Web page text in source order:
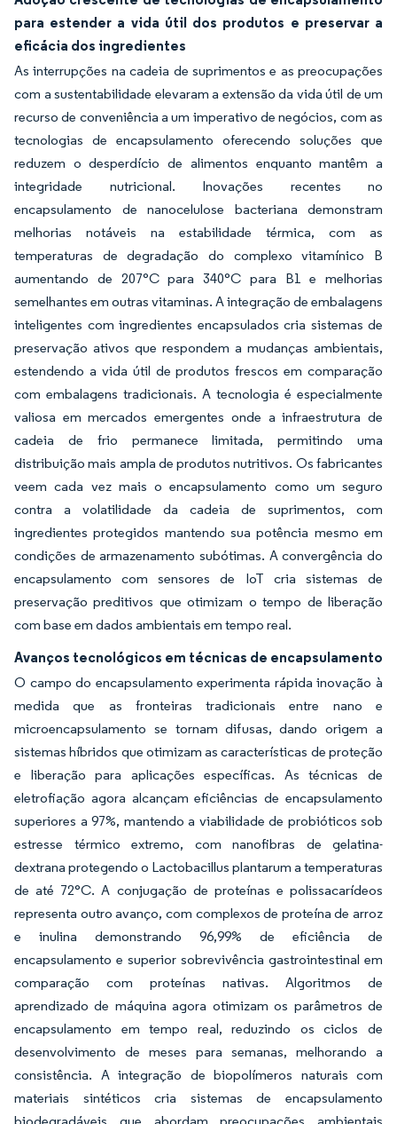
para estender a vida útil dos produtos e preservar a
eficácia dos ingredientes
As interrupções na cadeia de suprimentos e as preocupações
com a sustentabilidade elevaram a extensão da vida útil de um
recurso de conveniência a um imperativo de negócios, com as
tecnologias de encapsulamento oferecendo soluções que
reduzem o desperdício de alimentos enquanto mantêm a
integridade nutricional. Inovações recentes no
encapsulamento de nanocelulose bacteriana demonstram
melhorias notáveis na estabilidade térmica, com as
temperaturas de degradação do complexo vitamínico B
aumentando de 207°C para 340°C para B1 e melhorias
semelhantes em outras vitaminas. A integração de embalagens
inteligentes com ingredientes encapsulados cria sistemas de
preservação ativos que respondem a mudanças ambientais,
estendendo a vida útil de produtos frescos em comparação
com embalagens tradicionais. A tecnologia é especialmente
valiosa em mercados emergentes onde a infraestrutura de
cadeia de frio permanece limitada, permitindo uma
distribuição mais ampla de produtos nutritivos. Os fabricantes
veem cada vez mais o encapsulamento como um seguro
contra a volatilidade da cadeia de suprimentos, com
ingredientes protegidos mantendo sua potência mesmo em
condições de armazenamento subótimas. A convergência do
encapsulamento com sensores de IoT cria sistemas de
preservação preditivos que otimizam o tempo de liberação
com base em dados ambientais em tempo real.
Avanços tecnológicos em técnicas de encapsulamento
O campo do encapsulamento experimenta rápida inovação à
medida que as fronteiras tradicionais entre nano e
microencapsulamento se tornam difusas, dando origem a
sistemas híbridos que otimizam as características de proteção
e liberação para aplicações específicas. As técnicas de
eletrofiação agora alcançam eficiências de encapsulamento
superiores a 97%, mantendo a viabilidade de probióticos sob
estresse térmico extremo, com nanofibras de gelatina-
dextrana protegendo o Lactobacillus plantarum a temperaturas
de até 72°C. A conjugação de proteínas e polissacarídeos
representa outro avanço, com complexos de proteína de arroz
e inulina demonstrando 96,99% de eficiência de
encapsulamento e superior sobrevivência gastrointestinal em
comparação com proteínas nativas. Algoritmos de
aprendizado de máquina agora otimizam os parâmetros de
encapsulamento em tempo real, reduzindo os ciclos de
desenvolvimento de meses para semanas, melhorando a
consistência. A integração de biopolímeros naturais com
materiais sintéticos cria sistemas de encapsulamento